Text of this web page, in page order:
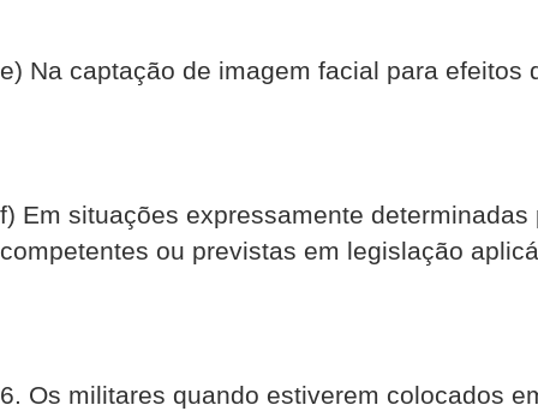
e) Na captação de imagem facial para efeitos
f) Em situações expressamente determinadas
competentes ou previstas em legislação
6. Os militares quando estiverem colocados